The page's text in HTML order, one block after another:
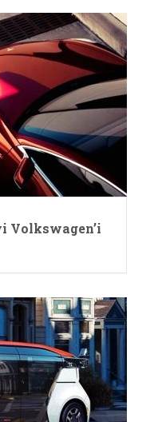
Volkswagen’i